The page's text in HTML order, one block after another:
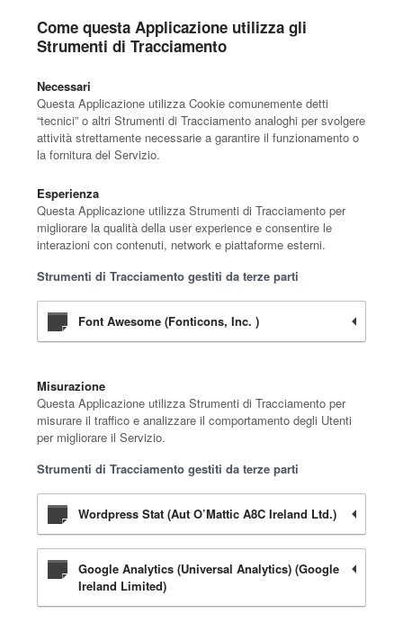
Come questa Applicazione utilizza gli
Strumenti di Tracciamento
Necessari
Questa Applicazione utilizza Cookie comunemente detti
“tecnici” o altri Strumenti di Tracciamento analoghi per svolgere
attività strettamente necessarie a garantire il funzionamento o
la fornitura del Servizio.
Esperienza
Questa Applicazione utilizza Strumenti di Tracciamento per
migliorare la qualità della user experience e consentire le
interazioni con contenuti, network e piattaforme esterni.
Strumenti di Tracciamento gestiti da terze parti
Font Awesome (Fonticons, Inc. )
Misurazione
Questa Applicazione utilizza Strumenti di Tracciamento per
misurare il traffico e analizzare il comportamento degli Utenti
per migliorare il Servizio.
Strumenti di Tracciamento gestiti da terze parti
Wordpress Stat (Aut O’Mattic A8C Ireland Ltd.)
Google Analytics (Universal Analytics) (Google
Ireland Limited)